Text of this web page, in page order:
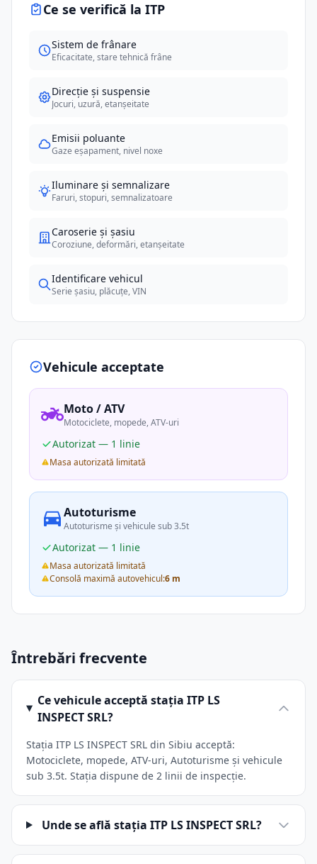
Ce se verifică la ITP
Sistem de frânare
Eficacitate, stare tehnică frâne
Direcție și suspensie
Jocuri, uzură, etanșeitate
Emisii poluante
Gaze eșapament, nivel noxe
Iluminare și semnalizare
Faruri, stopuri, semnalizatoare
Caroserie și șasiu
Coroziune, deformări, etanșeitate
Identificare vehicul
Serie șasiu, plăcuțe, VIN
Vehicule acceptate
Moto / ATV
Motociclete, mopede, ATV-uri
Autorizat — 1 linie
Masa autorizată limitată
Autoturisme
Autoturisme și vehicule sub 3.5t
Autorizat — 1 linie
Masa autorizată limitată
Consolă maximă autovehicul:6 m
Întrebări frecvente
Ce vehicule acceptă stația ITP LS
INSPECT SRL?
Stația ITP LS INSPECT SRL din Sibiu acceptă:
Motociclete, mopede, ATV-uri, Autoturisme și vehicule
sub 3.5t. Stația dispune de 2 linii de inspecție.
Unde se află stația ITP LS INSPECT SRL?